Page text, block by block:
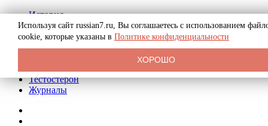
История
Биография
Криминал
Реклама на сайте
Тестостерон
Журналы
Используя сайт russian7.ru, Вы соглашаетесь с использованием
cookie, которые указаны в Политике конфиденциальности
ХОРОШО